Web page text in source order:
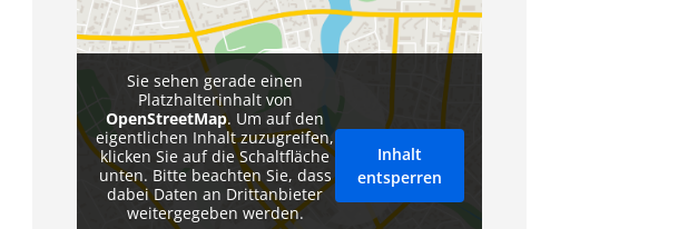
Sie sehen gerade einen
Platzhalterinhalt von
OpenStreetMap. Um auf den
eigentlichen Inhalt zuzugreifen,
klicken Sie auf die Schaltfläche
unten. Bitte beachten Sie, dass
dabei Daten an Drittanbieter
weitergegeben werden.
Inhalt
entsperren